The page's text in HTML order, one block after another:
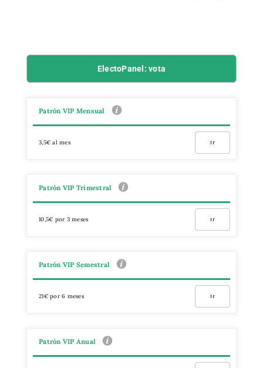
ElectoPanel: vota
Patrón VIP Mensual
3,5€ al mes Ir
Patrón VIP Trimestral
10,5€ por 3 meses Ir
Patrón VIP Semestral
21€ por 6 meses Ir
Patrón VIP Anual